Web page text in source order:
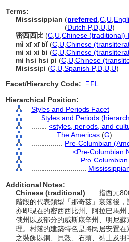
Terms:
Mississippian (preferred C U
(Dutch-P,D U U)
密西西比 (C U Chinese (traditional)-
mì xī xī bǐ(C U Chinese
mi xi xi bi (C U Chinese
mi hsi hsi pi (C U Chinese
Misissipi (C U Spanish-P,D U U)
Facet/Hierarchy Code:
F.FL
Hierarchical Position:
Styles and Periods Facet
Styles and Periods
<styles, periods, and
The Americas (G)
Pre-Columbian
<Pre-Columbian
Pre-
Mississippian
Additional Notes:
Chinese (traditional)
..... 指西元
階段的代表類型「那奇茲」衰落後
亦即現在的密西西比州、阿拉巴馬
俄州以及部分的威斯康辛州、明尼
理。村落的建築特色是將民居安置
之裝飾以銅、貝殼、石頭、黏土及